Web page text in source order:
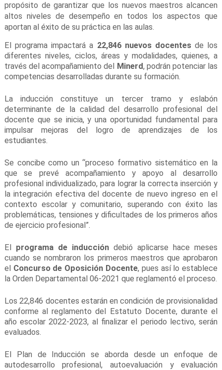
propósito de garantizar que los nuevos maestros alcancen
altos niveles de desempeño en todos los aspectos que
aportan al éxito de su práctica en las aulas.
El programa impactará a 22,846 nuevos docentesde los
diferentes niveles, ciclos, áreas y modalidades, quienes, a
través del acompañamiento del Minerd, podrán potenciar las
competencias desarrolladas durante su formación.
La inducción constituye un tercer tramo y eslabón
determinante de la calidad del desarrollo profesional del
docente que se inicia, y una oportunidad fundamental para
impulsar mejoras del logro de aprendizajes de los
estudiantes.
Se concibe como un “proceso formativo sistemático en la
que se prevé acompañamiento y apoyo al desarrollo
profesional individualizado, para lograr la correcta inserción y
la integración efectiva del docente de nuevo ingreso en el
contexto escolar y comunitario, superando con éxito las
problemáticas, tensiones y dificultades de los primeros años
de ejercicio profesional”.
El programa de inducción debió aplicarse hace meses
cuando se nombraron los primeros maestros que aprobaron
el Concurso de Oposición Docente, pues así lo establece
la Orden Departamental 06-2021 que reglamentó el proceso.
Los 22,846 docentes estarán en condición de provisionalidad
conforme al reglamento del Estatuto Docente, durante el
año escolar 2022-2023, al finalizar el periodo lectivo, serán
evaluados.
El Plan de Inducción se aborda desde un enfoque de
autodesarrollo profesional, autoevaluación y evaluación